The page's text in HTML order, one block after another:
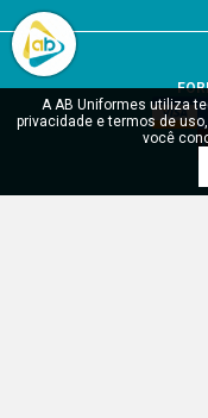
A AB Uniformes utiliza
privacidade e termos de
você